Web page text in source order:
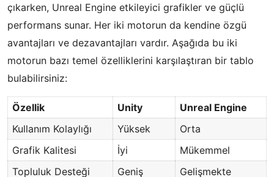
çıkarken, Unreal Engine etkileyici grafikler ve güçlü
performans sunar. Her iki motorun da kendine özgü
avantajları ve dezavantajları vardır. Aşağıda bu iki
motorun bazı temel özelliklerini karşılaştıran bir tablo
bulabilirsiniz:
Özellik Unity
Unreal Engine
Kullanım Kolaylığı
Yüksek
Orta
Grafik Kalitesi
İyi
Mükemmel
Topluluk Desteği
Geniş
Gelişmekte